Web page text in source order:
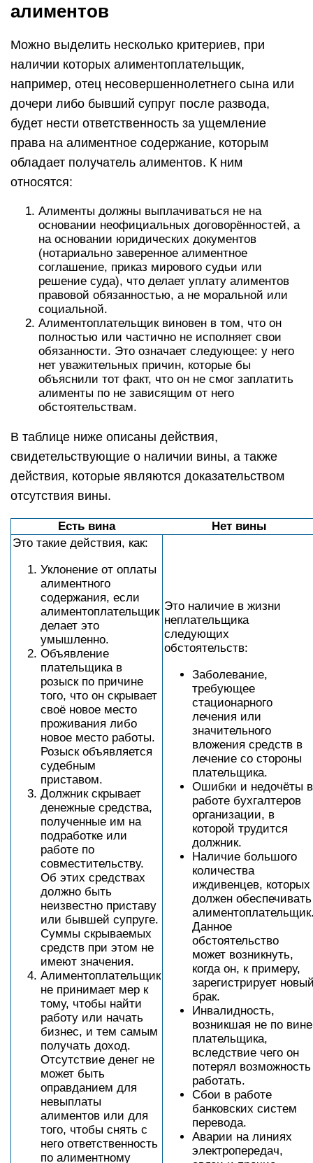
алиментов
Можно выделить несколько критериев, при
наличии которых алиментоплательщик,
например, отец несовершеннолетнего сына или
дочери либо бывший супруг после развода,
будет нести ответственность за ущемление
права на алиментное содержание, которым
обладает получатель алиментов. К ним
относятся:
Алименты должны выплачиваться не на
основании неофициальных договорённостей, а
на основании юридических документов
(нотариально заверенное алиментное
соглашение, приказ мирового судьи или
решение суда), что делает уплату алиментов
правовой обязанностью, а не моральной или
социальной.
Алиментоплательщик виновен в том, что он
полностью или частично не исполняет свои
обязанности. Это означает следующее: у него
нет уважительных причин, которые бы
объяснили тот факт, что он не смог заплатить
алименты по не зависящим от него
обстоятельствам.
В таблице ниже описаны действия,
свидетельствующие о наличии вины, а также
действия, которые являются доказательством
отсутствия вины.
Есть вина
Нет вины
Это такие действия, как:
Уклонение от оплаты
алиментного
содержания, если
алиментоплательщик
делает это
умышленно.
Объявление
плательщика в
розыск по причине
того, что он скрывает
своё новое место
проживания либо
новое место работы.
Розыск объявляется
судебным
приставом.
Должник скрывает
денежные средства,
полученные им на
подработке или
работе по
совместительству.
Об этих средствах
должно быть
неизвестно приставу
или бывшей супруге.
Суммы скрываемых
средств при этом не
имеют значения.
Алиментоплательщик
не принимает мер к
тому, чтобы найти
работу или начать
бизнес, и тем самым
получать доход.
Отсутствие денег не
может быть
оправданием для
невыплаты
алиментов или для
того, чтобы снять с
него ответственность
по алиментному
Это наличие в жизни
неплательщика
следующих
обстоятельств:
Заболевание,
требующее
стационарного
лечения или
значительного
вложения средств в
лечение со стороны
плательщика.
Ошибки и недочёты в
работе бухгалтеров
организации, в
которой трудится
должник.
Наличие большого
количества
иждивенцев, которых
должен обеспечивать
Данное
обстоятельство
может возникнуть,
когда он, к примеру,
зарегистрирует
брак.
Инвалидность,
возникшая не по вине
плательщика,
вследствие чего он
потерял возможность
работать.
Сбои в работе
банковских систем
перевода.
Аварии на линиях
электропередач,